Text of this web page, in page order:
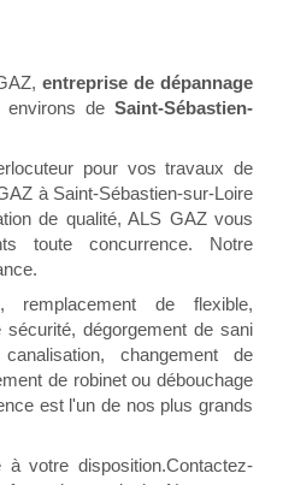
entreprise de dépannage
de Saint-Sébastien-
pour vos travaux de
à Saint-Sébastien-sur-Loire
de qualité, ALS GAZ vous
toute concurrence. Notre
remplacement de flexible,
dégorgement de sani
changement de
de robinet ou débouchage
est l'un de nos plus grands
à votre disposition.Contactez-